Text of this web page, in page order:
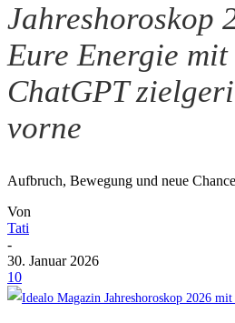
Jahreshoroskop
Eure Energie
ChatGPT
vorne
Aufbruch, Bewegung und neue
Von
Tati
-
30. Januar 2026
10